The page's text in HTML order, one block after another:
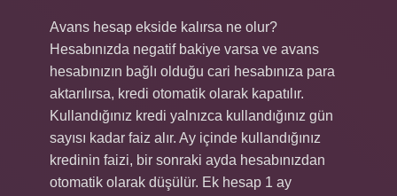
Avans hesap ekside kalırsa ne olur?
Hesabınızda negatif bakiye varsa ve avans
hesabınızın bağlı olduğu cari hesabınıza para
aktarılırsa, kredi otomatik olarak kapatılır.
Kullandığınız kredi yalnızca kullandığınız gün
sayısı kadar faiz alır. Ay içinde kullandığınız
kredinin faizi, bir sonraki ayda hesabınızdan
otomatik olarak düşülür. Ek hesap 1 ay